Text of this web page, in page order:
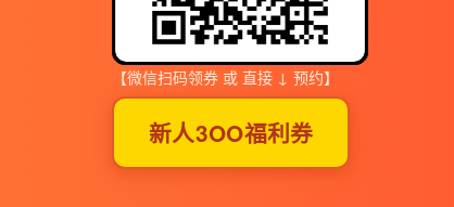
【微信扫码领券 或 直接 ↓ 预约】
新人3OO福利券